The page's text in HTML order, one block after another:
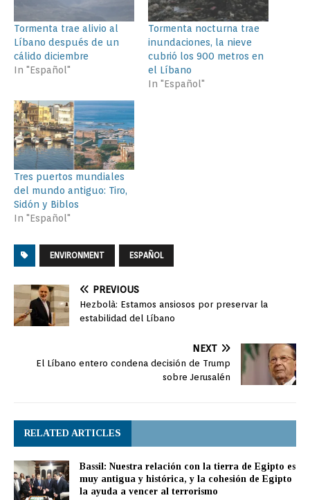
Tormenta trae alivio al
Líbano después de un
cálido diciembre
In "Español"
Tormenta nocturna trae
inundaciones, la nieve
cubrió los 900 metros en
el Líbano
In "Español"
Tres puertos mundiales
del mundo antiguo: Tiro,
Sidón y Biblos
In "Español"
ENVIRONMENT ESPAÑOL
PREVIOUS
Hezbolà: Estamos ansiosos por preservar la
estabilidad del Líbano
NEXT
El Líbano entero condena decisión de Trump
sobre Jerusalén
RELATED ARTICLES
Bassil: Nuestra relación con la tierra de Egipto es
muy antigua y histórica, y la cohesión de Egipto
la ayuda a vencer al terrorismo